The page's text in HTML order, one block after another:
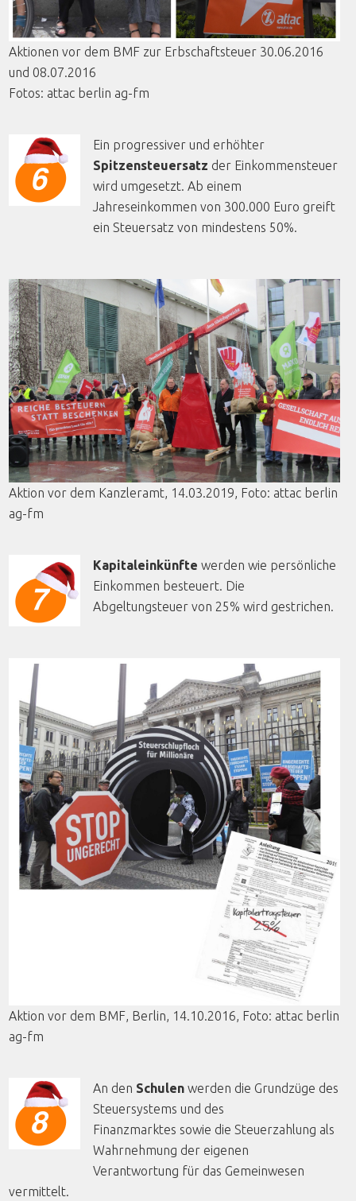
Aktionen vor dem BMF zur Erbschaftsteuer 30.06.2016
und 08.07.2016
Fotos: attac berlin ag-fm
Ein progressiver und erhöhter
Spitzensteuersatz der Einkommensteuer
wird umgesetzt. Ab einem
Jahreseinkommen von 300.000 Euro greift
ein Steuersatz von mindestens 50%.
Aktion vor dem Kanzleramt, 14.03.2019, Foto: attac berlin
ag-fm
Kapitaleinkünftewerden wie persönliche
Einkommen besteuert. Die
Abgeltungsteuer von 25% wird gestrichen.
Aktion vor dem BMF, Berlin, 14.10.2016, Foto: attac berlin
ag-fm
An den Schulen werden die Grundzüge des
Steuersystems und des
Finanzmarktes sowie die Steuerzahlung als
Wahrnehmung der eigenen
Verantwortung für das Gemeinwesen
vermittelt.